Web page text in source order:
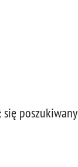
się poszukiwany